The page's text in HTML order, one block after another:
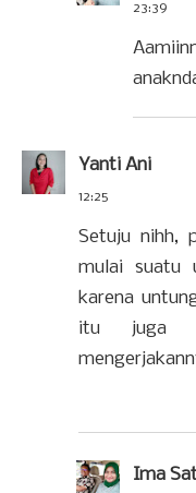
23:39
Yanti Ani
12:25
Setuju nihh,
mulai suatu
karena
itu juga
Ima